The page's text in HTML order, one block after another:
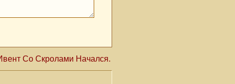
Со Скролами Начался.